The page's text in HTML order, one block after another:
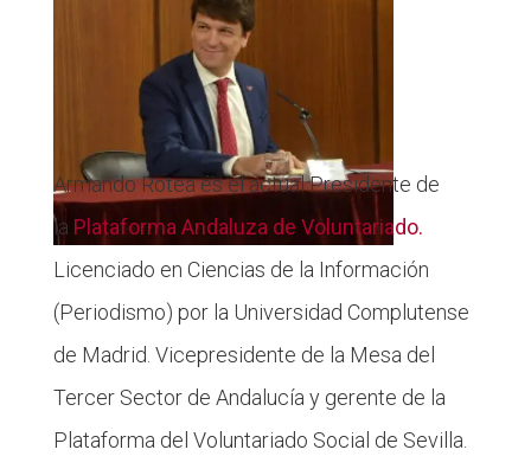
Armando Rotea es el actual Presidente de
la Plataforma Andaluza de Voluntariado.
Licenciado en Ciencias de la Información
(Periodismo) por la Universidad Complutense
de Madrid. Vicepresidente de la Mesa del
Tercer Sector de Andalucía y gerente de la
Plataforma del Voluntariado Social de Sevilla.